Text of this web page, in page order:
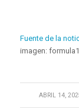
Fuente de la
imagen:
ABRIL 14,
/